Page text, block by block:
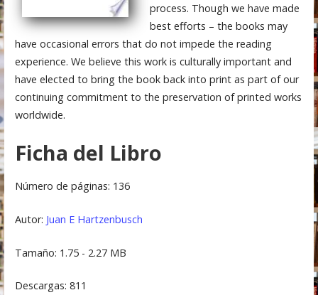
process. Though we have made
best efforts – the books may
have occasional errors that do not impede the reading
experience. We believe this work is culturally important and
have elected to bring the book back into print as part of our
continuing commitment to the preservation of printed works
worldwide.
Ficha del Libro
Número de páginas: 136
Autor: Juan E Hartzenbusch
Tamaño: 1.75 - 2.27 MB
Descargas: 811